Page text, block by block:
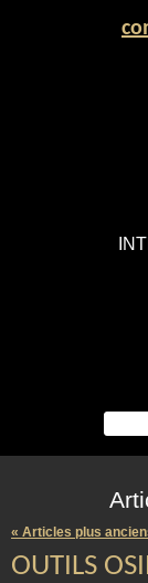
« Articles plus
OUTILS